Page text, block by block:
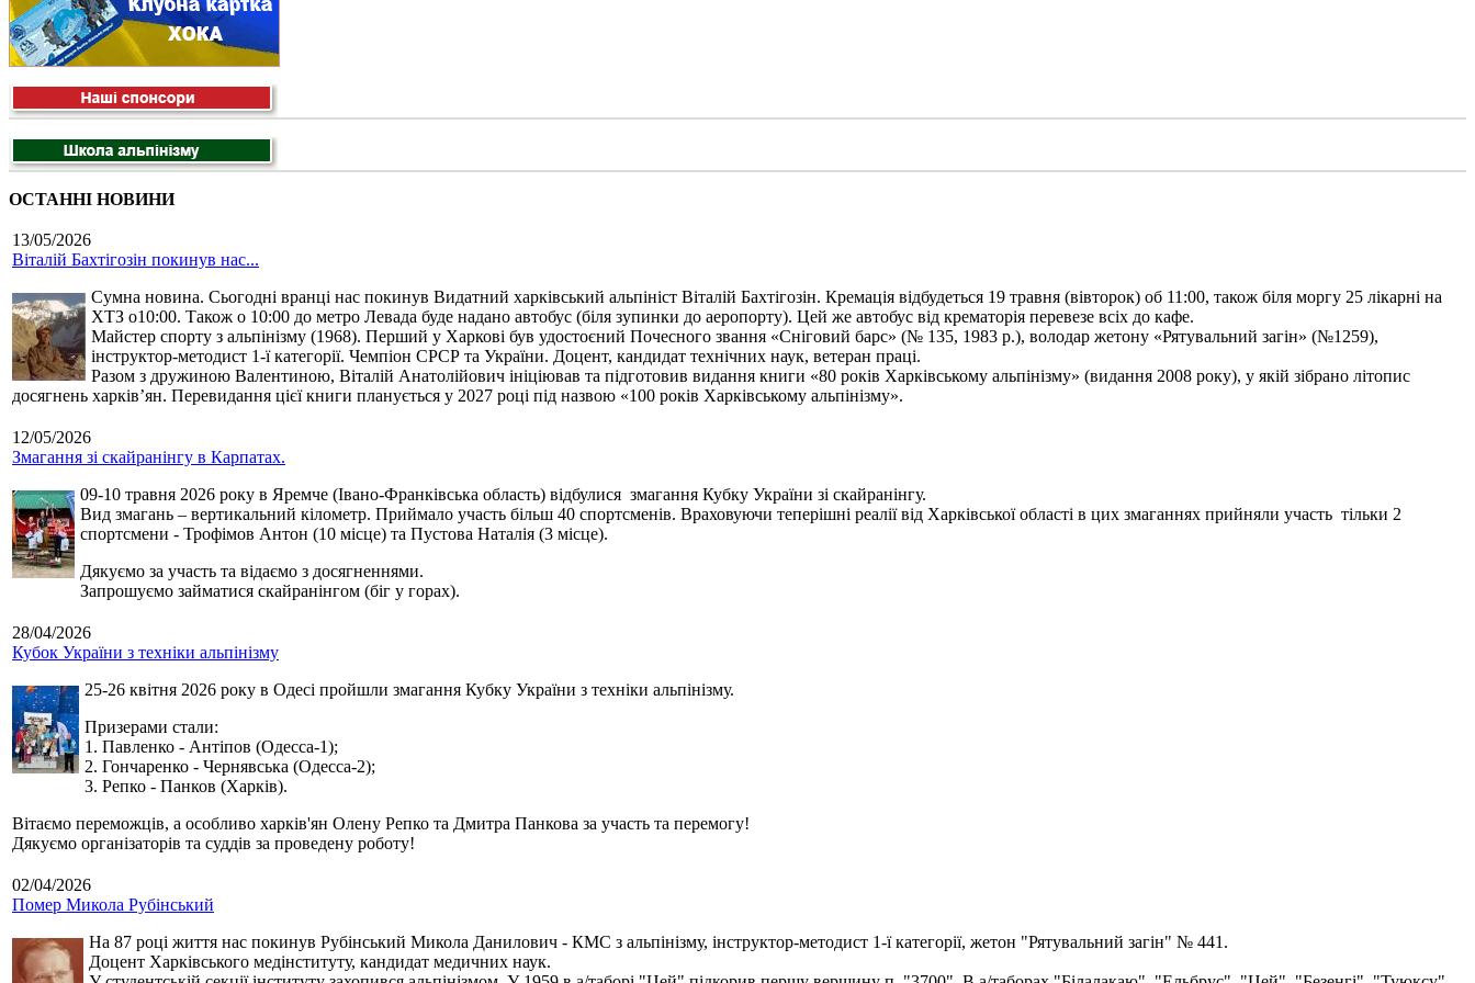
ОСТАННІ НОВИНИ
13/05/2026
Віталій Бахтігозін покинув нас...
Сумна новина. Сьогодні вранці нас покинув Видатний харківський альпініст Віталій Бахтігозін. Кремація відбудеться 19 травня (вівторок) об 11:00, також біля моргу 25 лікарні на
ХТЗ о10:00. Також о 10:00 до метро Левада буде надано автобус (біля зупинки до аеропорту). Цей же автобус від крематорія перевезе всіх до кафе.
Майстер спорту з альпінізму (1968). Перший у Харкові був удостоєний Почесного звання «Сніговий барс» (№ 135, 1983 р.), володар жетону «Рятувальний загін» (№1259),
інструктор-методист 1-ї категорії. Чемпіон СРСР та України. Доцент, кандидат технічних наук, ветеран праці.
Разом з дружиною Валентиною, Віталій Анатолійович ініціював та підготовив видання книги «80 років Харківському альпінізму» (видання 2008 року), у якій зібрано літопис
досягнень харків’ян. Перевидання цієї книги планується у 2027 році під назвою «100 років Харківському альпінізму».
12/05/2026
Змагання зі скайранінгу в Карпатах.
09-10 травня 2026 року в Яремче (Івано-Франківська область) відбулися змагання Кубку України зі скайранінгу.
Вид змагань – вертикальний кілометр. Приймало участь більш 40 спортсменів. Враховуючи теперішні реалії від Харківської області в цих змаганнях прийняли участь тільки 2
спортсмени - Трофімов Антон (10 місце) та Пустова Наталія (3 місце).
Дякуємо за участь та відаємо з досягненнями.
Запрошуємо займатися скайранінгом (біг у горах).
28/04/2026
Кубок України з техніки альпінізму
25-26 квітня 2026 року в Одесі пройшли змагання Кубку України з техніки альпінізму.
Призерами стали:
1. Павленко - Антіпов (Одесса-1);
2. Гончаренко - Чернявська (Одесса-2);
3. Репко - Панков (Харків).
Вітаємо переможців, а особливо харків'ян Олену Репко та Дмитра Панкова за участь та перемогу!
Дякуємо організаторів та суддів за проведену роботу!
02/04/2026
Помер Микола Рубінський
На 87 році життя нас покинув Рубінський Микола Данилович - КМС з альпінізму, інструктор-методист 1-ї категорії, жетон "Рятувальний загін" № 441.
Доцент Харківського медінституту, кандидат медичних наук.